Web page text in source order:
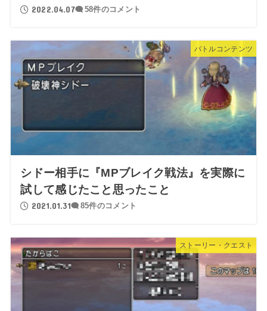
2022.04.07 58件のコメント
バトルコンテンツ
シドー相手に『MPブレイク戦法』を実際に
試して感じたこと思ったこと
2021.01.31 85件のコメント
ストーリー・クエスト